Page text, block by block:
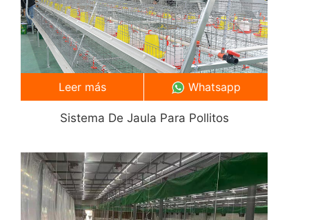
Sistema De Jaula Para Pollitos
Leer más Whatsapp